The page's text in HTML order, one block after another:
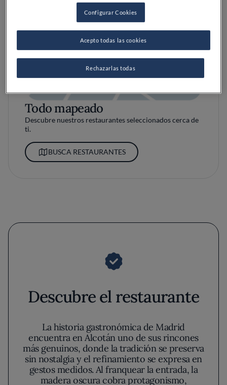
Todo mapeado
Descubre nuestros restaurantes seleccionados cerca de
ti.
BUSCA RESTAURANTES
Descubre el restaurante
La historia gastronómica de Madrid
encuentra en Alcotán uno de sus rincones
más genuinos, donde la tradición se preserva
sin nostalgia y el refinamiento se expresa en
gestos medidos. Al franquear la entrada, la
madera oscura cobra protagonismo,
Configurar Cookies
Rechazarlas todas
Acepto todas las cookies